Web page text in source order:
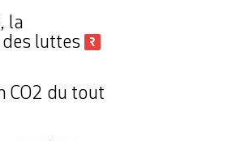
la
des luttes
CO2 du tout